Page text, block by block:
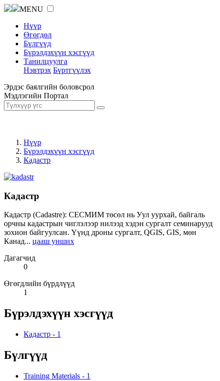
MENU
Нүүр
Өгөгдөл
Бүлгүүд
Бүрэлдэхүүн хэсгүүд
Танилцуулга
Нэвтрэх Бүртгүүлэх
Эрдэс баялгийн боловсрол
Мэдлэгийн Портал
Нүүр
Бүрэлдэхүүн хэсгүүд
Кадастр
Кадастр
Кадастр (Cadastre): СЕСМИМ төсөл нь Уул уурхай, байгаль
орчны кадастрын чиглэлээр нилээд хэдэн сургалт семинарууд
зохион байгуулсан. Үүнд дроны сургалт, QGIS, GIS, мөн
Канад... цааш унших
Дагагчид
0
Өгөгдлийн бүрдлүүд
1
Бүрэлдэхүүн хэсгүүд
Кадастр - 1
Бүлгүүд
Training Materials - 1